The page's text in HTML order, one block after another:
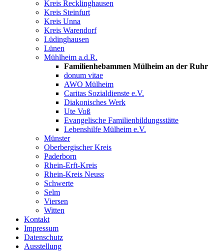
Kreis Recklinghausen
Kreis Steinfurt
Kreis Unna
Kreis Warendorf
Lüdinghausen
Lünen
Mühlheim a.d.R.
Familienhebammen Mülheim an der Ruhr
donum vitae
AWO Mülheim
Caritas Sozialdienste e.V.
Diakonisches Werk
Ute Voß
Evangelische Familienbildungsstätte
Lebenshilfe Mülheim e.V.
Münster
Oberbergischer Kreis
Paderborn
Rhein-Erft-Kreis
Rhein-Kreis Neuss
Schwerte
Selm
Viersen
Witten
Kontakt
Impressum
Datenschutz
Ausstellung